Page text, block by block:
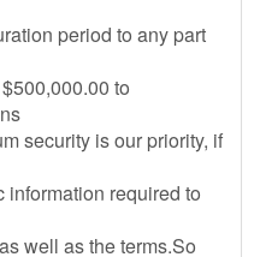
period to any part
to
security is our priority, if
required to
well as the terms.So